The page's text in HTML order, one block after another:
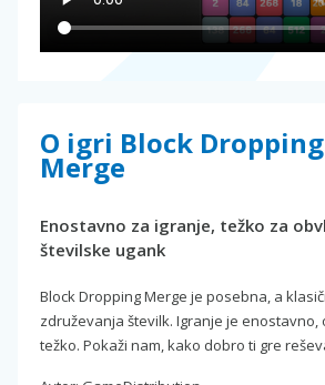
O igri Block Dropping
Merge
Enostavno za igranje, težko za
številske ugank
Block Dropping Merge je posebna, a
združevanja številk. Igranje je
težko. Pokaži nam, kako dobro ti gre